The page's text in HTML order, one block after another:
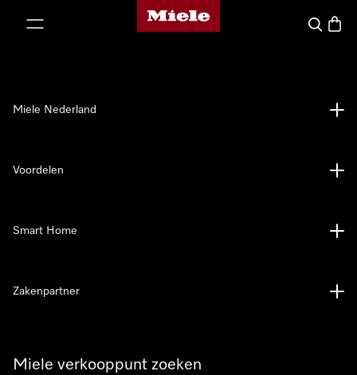
Homepage van Miele
Wat zoek
Miele verkooppunt zoeken
Miele Nederland
Voordelen
Smart Home
Zakenpartner